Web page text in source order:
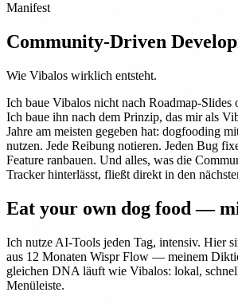
Manifest
Community-Driven
Wie Vibalos wirklich entsteht.
Ich baue Vibalos nicht nach Roadmap-Slides
Ich baue ihn nach dem Prinzip, das mir als
Jahre am meisten gegeben hat: dogfooding
nutzen. Jede Reibung notieren. Jeden Bug
Feature ranbauen. Und alles, was die
Tracker hinterlässt, fließt direkt in den
Eat your own dog food —
Ich nutze AI-Tools jeden Tag, intensiv. Hier
aus 12 Monaten Wispr Flow — meinem
gleichen DNA läuft wie Vibalos: lokal,
Menüleiste.